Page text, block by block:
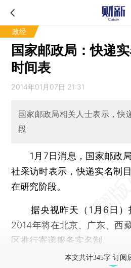
政经
国家邮政局：快递
时间表
2014年01月07日 21:31
国家邮政局相关人士表示，快
段
1月7日消息，国家邮政局
社采访时表示，快递实名制
在研究阶段。
据央视昨天（1月6日）
2014年将在北京、广东、西
区推行寄递服务实名制。
本文共计345字 订阅